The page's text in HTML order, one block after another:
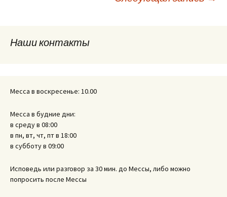
записям
Наши контакты
Месса в воскресенье: 10.00
Месса в будние дни:
в среду в 08:00
в пн, вт, чт, пт в 18:00
в субботу в 09:00
Исповедь или разговор за 30 мин. до Мессы, либо можно
попросить после Мессы